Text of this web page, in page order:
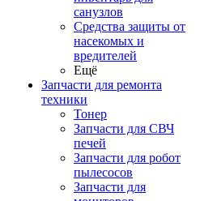
санузлов
Средства защиты от
насекомых и
вредителей
Ещё
Запчасти для ремонта
техники
Тонер
Запчасти для СВЧ
печей
Запчасти для робот
пылесосов
Запчасти для